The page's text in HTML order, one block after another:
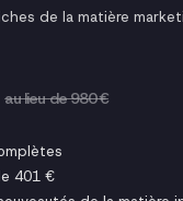
de la matière
au lieu de 980 €
401 €